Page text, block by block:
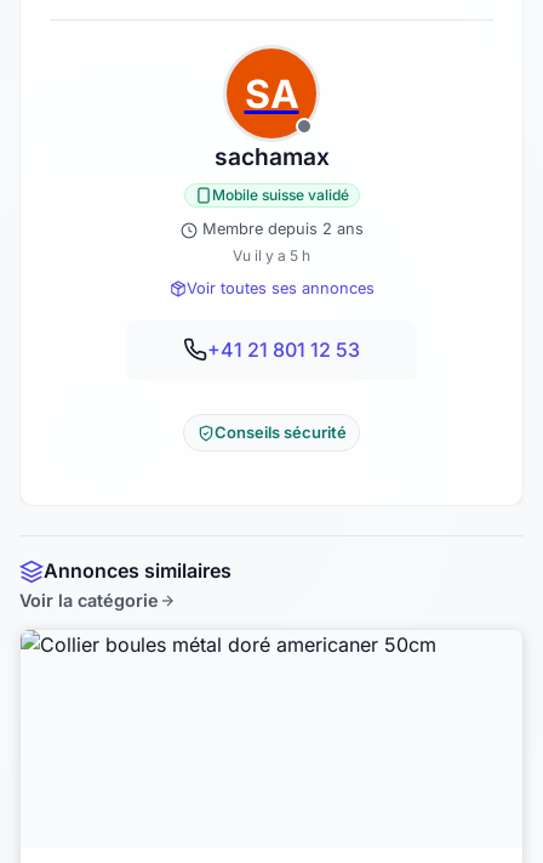
SA
sachamax
Mobile suisse validé
Membre depuis 2 ans
Vu il y a 5 h
Voir toutes ses annonces
+41 21 801 12 53
Conseils sécurité
Annonces similaires
Voir la catégorie